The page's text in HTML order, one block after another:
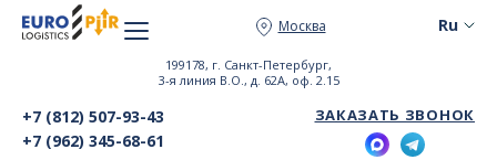
Москва
199178, г. Санкт-Петербург,
3-я линия В.О., д. 62А, оф. 2.15
+7 (812) 507-93-43
+7 (962) 345-68-61
ЗАКАЗАТЬ ЗВОНОК